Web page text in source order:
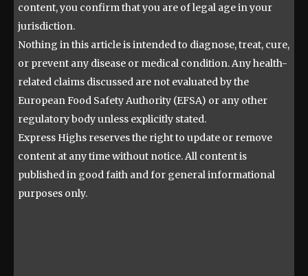
content, you confirm that you are of legal age in your
jurisdiction.
Nothing in this article is intended to diagnose, treat, cure,
or prevent any disease or medical condition. Any health-
related claims discussed are not evaluated by the
European Food Safety Authority (EFSA) or any other
regulatory body unless explicitly stated.
Express Highs reserves the right to update or remove
content at any time without notice. All content is
published in good faith and for general informational
purposes only.